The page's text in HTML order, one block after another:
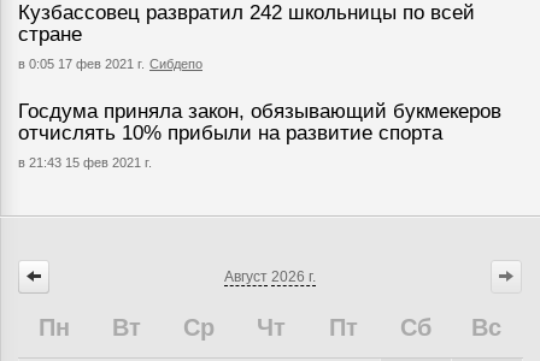
Кузбассовец развратил 242 школьницы по всей
стране
в 0:05 17 фев 2021 г. Сибдепо
Госдума приняла закон, обязывающий букмекеров
отчислять 10% прибыли на развитие спорта
в 21:43 15 фев 2021 г.
Август 2026 г.
Пн Вт Ср Чт Пт Сб Вс